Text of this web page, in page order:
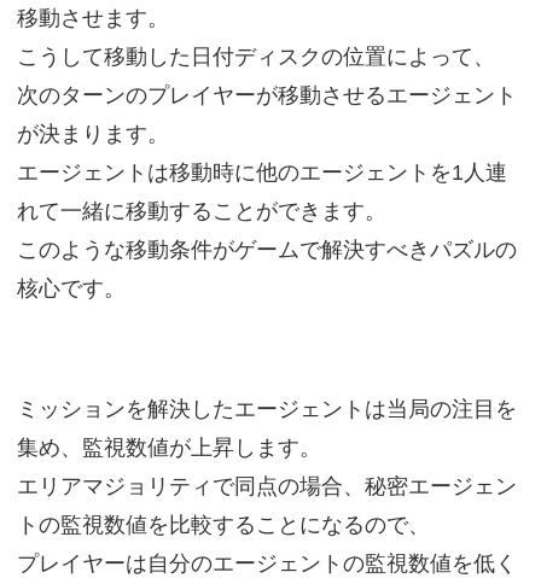
移動させます。
こうして移動した日付ディスクの位置によって、
次のターンのプレイヤーが移動させるエージェント
が決まります。
エージェントは移動時に他のエージェントを1人連
れて一緒に移動することができます。
このような移動条件がゲームで解決すべきパズルの
核心です。
ミッションを解決したエージェントは当局の注目を
集め、監視数値が上昇します。
エリアマジョリティで同点の場合、秘密エージェン
トの監視数値を比較することになるので、
プレイヤーは自分のエージェントの監視数値を低く